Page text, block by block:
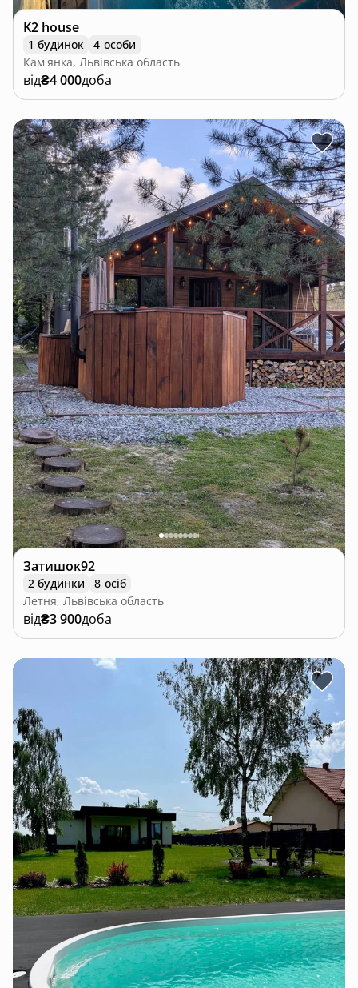
K2 house
1 будинок
4 особи
Кам'янка, Львівська область
від₴4 000доба
Затишок92
2 будинки
8 осіб
Летня, Львівська область
від₴3 900доба